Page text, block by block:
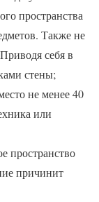
пространства
Также не
себя в
стены;
не менее 40
или
пространство
причинит